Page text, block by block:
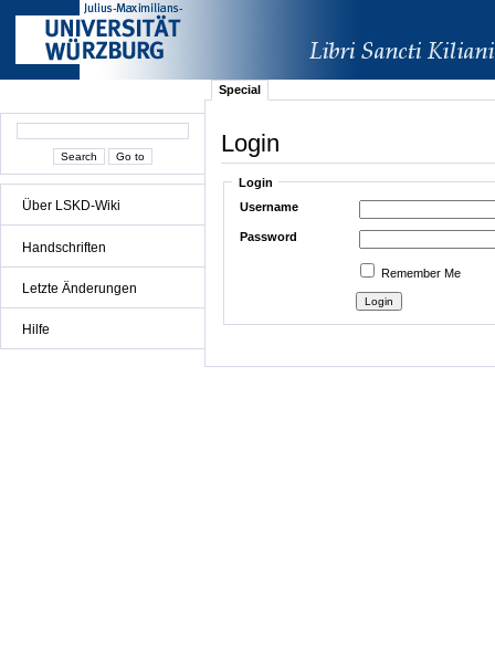
Über LSKD-Wiki
Handschriften
Letzte Änderungen
Hilfe
Special
Login
Login
Username
Password
Remember Me